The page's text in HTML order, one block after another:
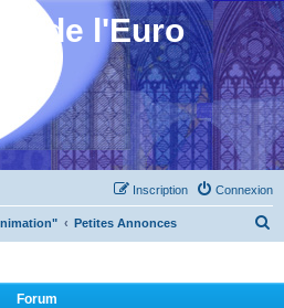
de l'Euro
Connexion
Inscription
Petites Annonces
Forum